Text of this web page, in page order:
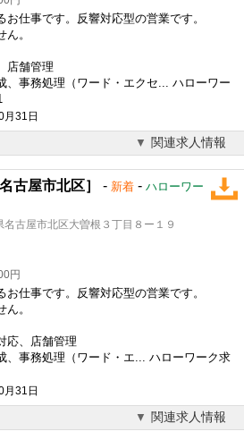
仕事です。反響対応型の営業です。
。
店舗管理
、事務処理（ワード・エクセ... ハローワー
月31日
関連求人情報
古屋市北区］ - 新着 - ハローワー
古屋市北区大曽根３丁目８ー１９
円
仕事です。反響対応型の営業です。
。
応、店舗管理
、事務処理（ワード・エ... ハローワーク求
月31日
関連求人情報